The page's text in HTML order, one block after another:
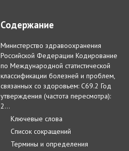
Содержание
Министерство здравоохранения
Российской Федерации Кодирование
по Международной статистической
классификации болезней и проблем,
связанных со здоровьем: C69.2 Год
утверждения (частота пересмотра):
2…
Ключевые слова
Список сокращений
Термины и определения